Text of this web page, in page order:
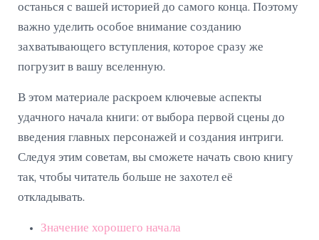
останься с вашей историей до самого конца. Поэтому
важно уделить особое внимание созданию
захватывающего вступления, которое сразу же
погрузит в вашу вселенную.
В этом материале раскроем ключевые аспекты
удачного начала книги: от выбора первой сцены до
введения главных персонажей и создания интриги.
Следуя этим советам, вы сможете начать свою книгу
так, чтобы читатель больше не захотел её
откладывать.
Значение хорошего начала